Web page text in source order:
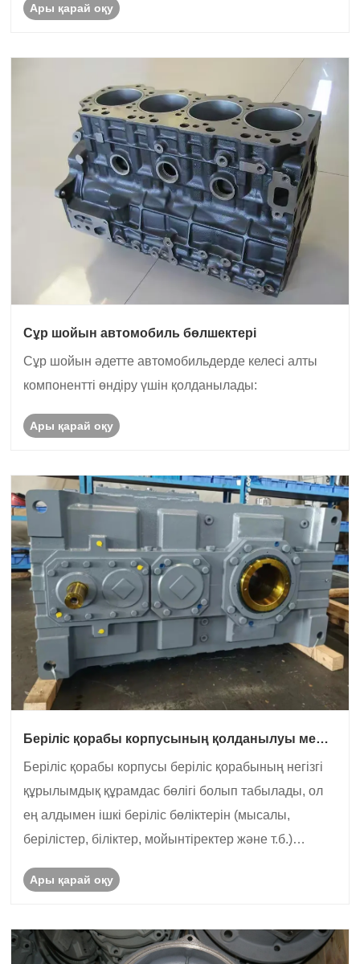
Ары қарай оқу
Сұр шойын автомобиль бөлшектері
Сұр шойын әдетте автомобильдерде келесі алты
компонентті өндіру үшін қолданылады:
Ары қарай оқу
Беріліс қорабы корпусының қолданылуы мен
Беріліс қорабы корпусы беріліс қорабының негізгі
құрылымдық құрамдас бөлігі болып табылады, ол
ең алдымен ішкі беріліс бөліктерін (мысалы,
берілістер, біліктер, мойынтіректер және т.б.)
сонымен қатар майлау, жылуды бөлу және жүкті
Ары қарай оқу